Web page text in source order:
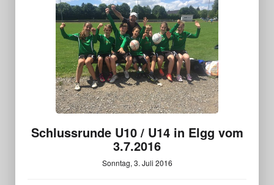
Schlussrunde U10 / U14 in Elgg vom
3.7.2016
Sonntag, 3. Juli 2016